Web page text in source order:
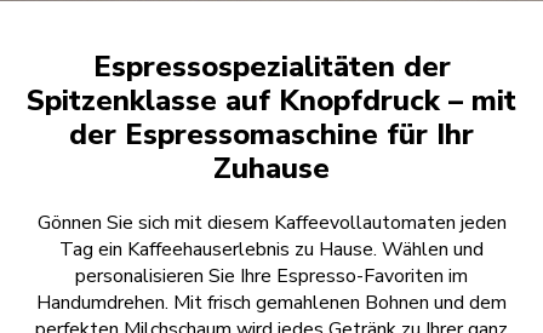
Espressospezialitäten der
Spitzenklasse auf Knopfdruck – mit
der Espressomaschine für Ihr
Zuhause
Gönnen Sie sich mit diesem Kaffeevollautomaten jeden
Tag ein Kaffeehauserlebnis zu Hause. Wählen und
personalisieren Sie Ihre Espresso-Favoriten im
Handumdrehen. Mit frisch gemahlenen Bohnen und dem